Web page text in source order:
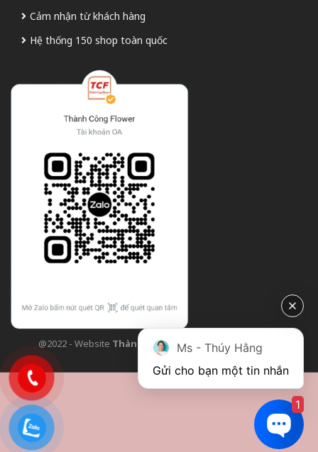
Cảm nhận từ khách hàng
Hệ thống 150 shop toàn quốc
@2022 - Website Thành Công Flower| Design bởi
Ms - Thúy Hằng
Gửi cho bạn một tin nhắn
1